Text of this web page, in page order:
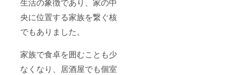
央に位置する家族を繋ぐ核
でもありました。
家族で食卓を囲むことも少
なくなり、居酒屋でも個室